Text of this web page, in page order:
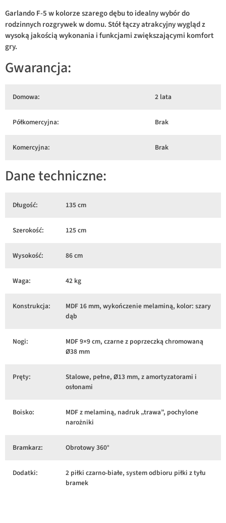
Garlando F-5 w kolorze szarego dębu to idealny wybór do
rodzinnych rozgrywek w domu. Stół łączy atrakcyjny wygląd z
wysoką jakością wykonania i funkcjami zwiększającymi komfort
gry.
Gwarancja:
Domowa: 2 lata
Półkomercyjna: Brak
Komercyjna: Brak
Dane techniczne:
Długość: 135 cm
Szerokość: 125 cm
Wysokość: 86 cm
Waga: 42 kg
Konstrukcja:
MDF 16 mm, wykończenie melaminą, kolor: szary
dąb
Nogi:
MDF 9×9 cm, czarne z poprzeczką chromowaną
Ø38 mm
Pręty:
Stalowe, pełne, Ø13 mm, z amortyzatorami i
osłonami
Boisko:
MDF z melaminą, nadruk „trawa”, pochylone
narożniki
Bramkarz: Obrotowy 360°
Dodatki:
2 piłki czarno-białe, system odbioru piłki z tyłu
bramek